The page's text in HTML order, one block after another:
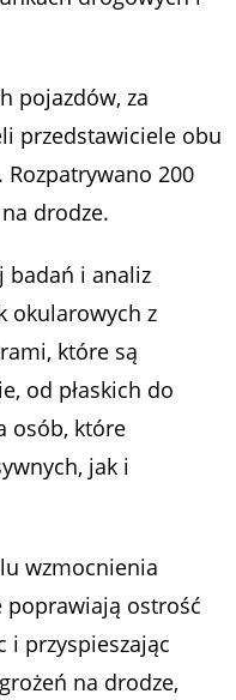
pojazdów, za
przedstawiciele obu
Rozpatrywano 200
drodze.
badań i analiz
okularowych z
które są
od płaskich do
osób, które
jak i
wzmocnienia
poprawiają ostrość
i przyspieszając
na drodze,